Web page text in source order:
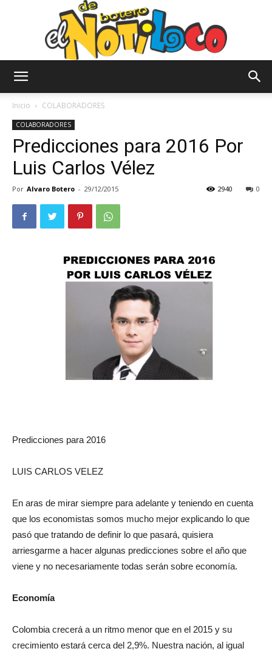
Notiloco
Inicio COLABORADORES
COLABORADORES
Predicciones para 2016 Por
Luis Carlos Vélez
Por Alvaro Botero - 29/12/2015 0
2940
Predicciones para 2016
LUIS CARLOS VELEZ
En aras de mirar siempre para adelante y teniendo en cuenta
que los economistas somos mucho mejor explicando lo que
pasó que tratando de definir lo que pasará, quisiera
arriesgarme a hacer algunas predicciones sobre el año que
viene y no necesariamente todas serán sobre economía.
Economía
Colombia crecerá a un ritmo menor que en el 2015 y su
crecimiento estará cerca del 2,9%. Nuestra nación, al igual